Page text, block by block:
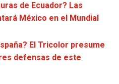
de Ecuador? Las
México en el Mundial
El Tricolor presume
defensas de este